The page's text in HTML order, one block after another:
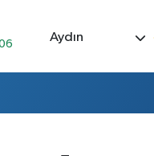
Aydın